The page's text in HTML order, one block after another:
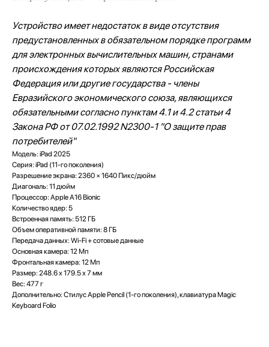
Устройство имеет недостаток в виде отсутствия
предустановленных в обязательном порядке программ
для электронных вычислительных машин, странами
происхождения которых являются Российская
Федерация или другие государства - члены
Евразийского экономического союза, являющихся
обязательными согласно пунктам 4.1 и 4.2 статьи 4
Закона РФ от 07.02.1992 N2300-1 "О защите прав
потребителей"
Модель: iPad 2025
Серия: iPad (11-го поколения)
Разрешение экрана: 2360 × 1640 Пикс/дюйм
Диагональ: 11 дюйм
Процессор: Apple A16 Bionic
Количество ядер: 5
Встроенная память: 512 ГБ
Объем оперативной памяти: 8 ГБ
Передача данных: Wi-Fi + сотовые данные
Основная камера: 12 Мп
Фронтальная камера: 12 Мп
Размер: 248.6 x 179.5 x 7 мм
Вес: 477 г
Дополнительно: Стилус Apple Pencil (1-го поколения), клавиатура Magic
Keyboard Folio